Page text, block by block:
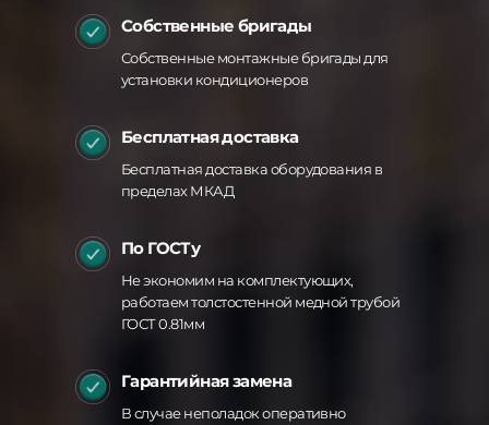
Cобственные бригады
Собственные монтажные бригады для
установки кондиционеров
Бесплатная доставка
Бесплатная доставка оборудования в
пределах МКАД
По ГОСТу
Не экономим на комплектующих,
работаем толстостенной медной трубой
ГОСТ 0.81мм
Гарантийная замена
В случае неполадок оперативно